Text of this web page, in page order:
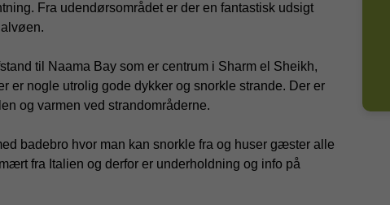
Fra udendørsområdet er der en fantastisk udsigt
til Naama Bay som er centrum i Sharm el Sheikh,
er nogle utrolig gode dykker og snorkle strande. Der er
og varmen ved strandområderne.
badebro hvor man kan snorkle fra og huser gæster alle
fra Italien og derfor er underholdning og info på